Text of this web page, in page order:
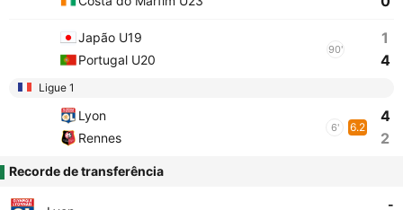
Japão U19
Portugal U20
90'
1
4
Ligue 1
Lyon
Rennes
6' 6.2
4
2
Recorde de transferência
-